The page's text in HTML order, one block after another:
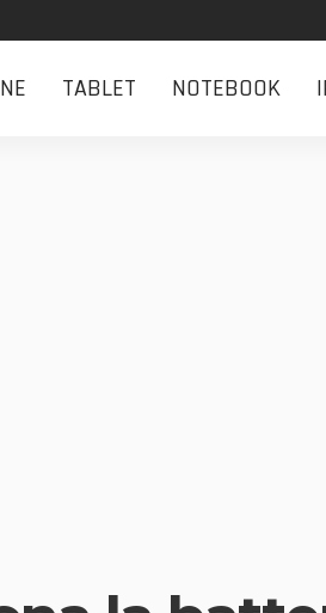
TABLET NOTEBOOK